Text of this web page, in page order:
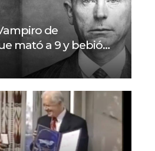
de
mató a 9 y bebió